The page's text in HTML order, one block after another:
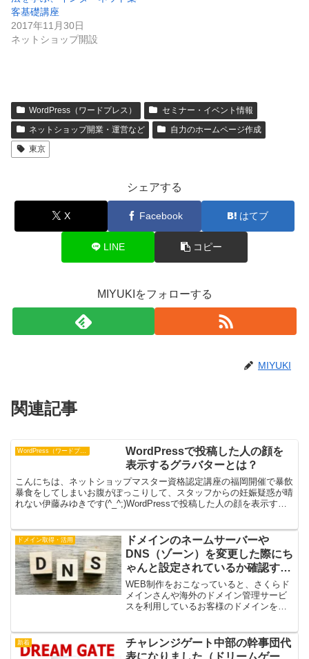
客基礎講座
2017年11月30日
ネットショップ開設
WordPress（ワードプレス）
セミナー・イベント情報
ネットショップ開業・運営など
自力のホームページ作成
東京
シェアする
X Facebook はてブ
LINE コピー
MIYUKIをフォローする
MIYUKI
関連記事
WordPress（ワードプレス）
WordPressで投稿した人の顔を
表示するグラバターとは？
こんにちは、ネットショップマスター資格認定講座の福岡開催で暴飲
暴食をしてしまいお腹がぽっこりして、スタッフからの妊娠疑惑が晴
れない伊藤みゆきです(^_^;)WordPressで投稿した人の顔を表示する
ドメイン取得・活用
ドメインのネームサーバーや
DNS（ゾーン）を変更した際にち
ゃんと設定されているか確認する
方法
WEB制作をおこなっていると、さくらド
メインさんや海外のドメイン管理サービ
スを利用しているお客様のドメインを変
サーバーの変更には数十分から数時間反
映に時間がかかるため間...
新着
チャレンジゲート中部の幹事団代